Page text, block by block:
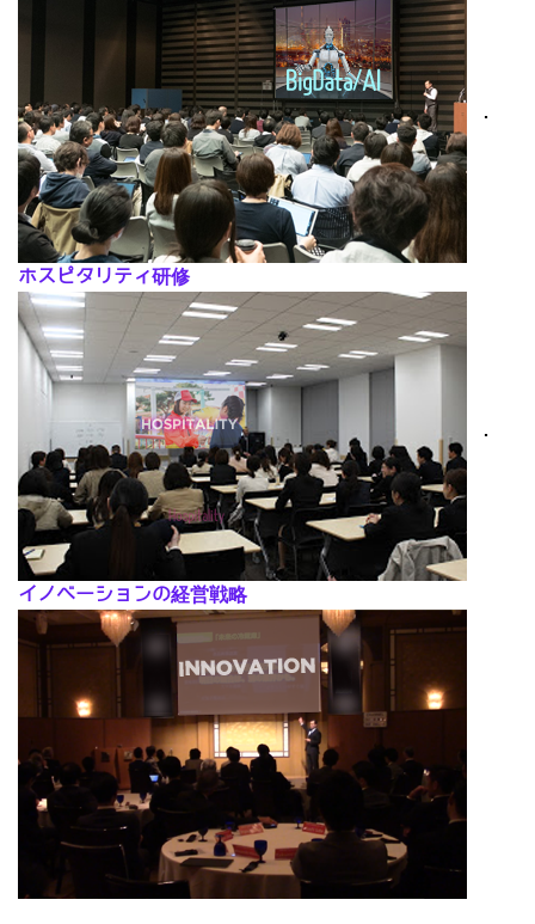
･
ホスピタリティ研修
･
イノベーションの経営戦略